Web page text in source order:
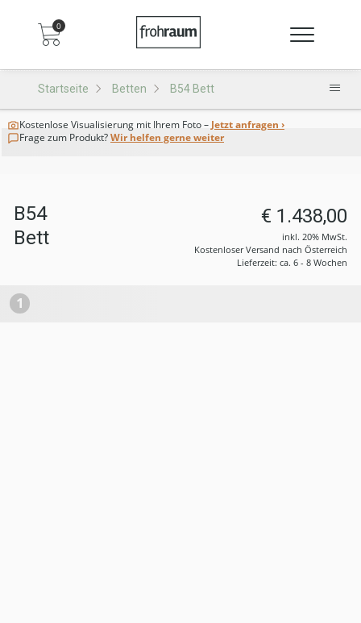
0
Startseite Betten B54 Bett
Kostenlose Visualisierung mit Ihrem Foto – Jetzt anfragen ›
Frage zum Produkt?Wir helfen gerne weiter
B54
Bett
€ 1.438,00
inkl. 20% MwSt.
Kostenloser Versand nach Österreich
Lieferzeit: ca. 6 - 8 Wochen
1